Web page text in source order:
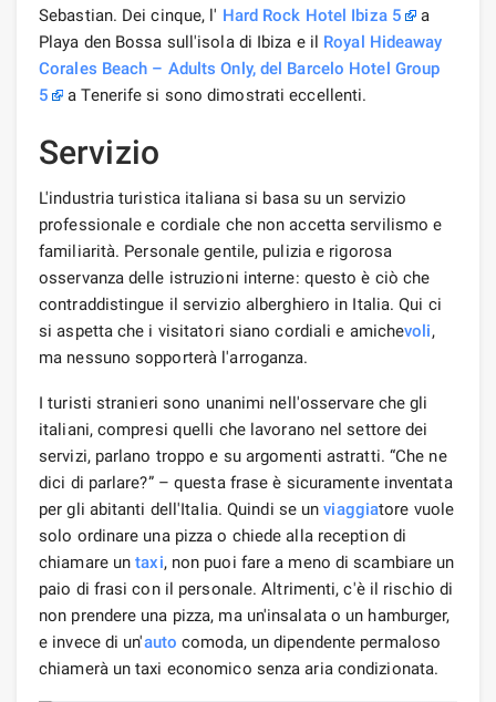
Sebastian. Dei cinque, l' Hard Rock Hotel Ibiza 5
a
Playa den Bossa sull'isola di Ibiza e il Royal Hideaway
Corales Beach – Adults Only, del Barcelo Hotel Group
5
a Tenerife si sono dimostrati eccellenti.
Servizio
L'industria turistica italiana si basa su un servizio
professionale e cordiale che non accetta servilismo e
familiarità. Personale gentile, pulizia e rigorosa
osservanza delle istruzioni interne: questo è ciò che
contraddistingue il servizio alberghiero in Italia. Qui ci
si aspetta che i visitatori siano cordiali e amichevoli,
ma nessuno sopporterà l'arroganza.
I turisti stranieri sono unanimi nell'osservare che gli
italiani, compresi quelli che lavorano nel settore dei
servizi, parlano troppo e su argomenti astratti. “Che ne
dici di parlare?” – questa frase è sicuramente inventata
per gli abitanti dell'Italia. Quindi se unviaggiatore vuole
solo ordinare una pizza o chiede alla reception di
chiamare untaxi, non puoi fare a meno di scambiare un
paio di frasi con il personale. Altrimenti, c'è il rischio di
non prendere una pizza, ma un'insalata o un hamburger,
e invece di un'auto comoda, un dipendente permaloso
chiamerà un taxi economico senza aria condizionata.